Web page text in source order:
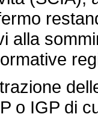
alla
o IGP di